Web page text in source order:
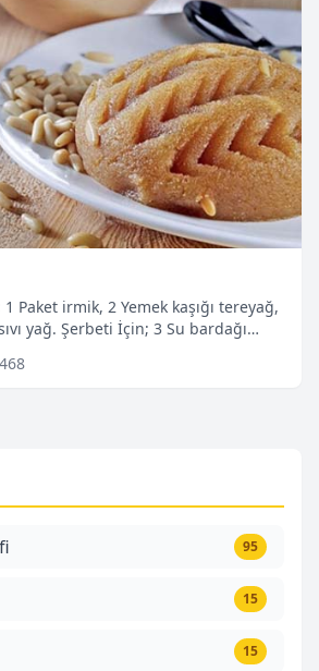
95
15
15
Paket irmik, 2 Yemek kaşığı tereyağ,
yağ. Şerbeti İçin; 3 Su bardağı…